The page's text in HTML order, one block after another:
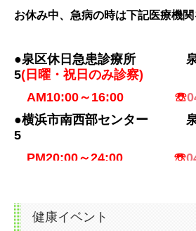
お休み中、急病の時は下記医療機関
●泉区休日急患診療所
泉区
5(日曜・祝日のみ診察)
AM10:00～16:00 ☏
●横浜市南西部センター 泉
5
PM20:00～24:00 ☏
2
6/21(日)11：00まで
健康イベント